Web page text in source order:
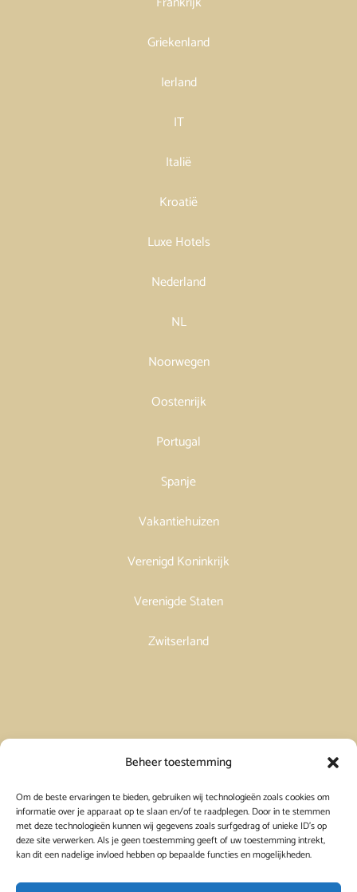
Beheer toestemming
Om de beste ervaringen te bieden, gebruiken wij technologieën zoals cookies om
informatie over je apparaat op te slaan en/of te raadplegen. Door in te stemmen
met deze technologieën kunnen wij gegevens zoals surfgedrag of unieke ID's op
deze site verwerken. Als je geen toestemming geeft of uw toestemming intrekt,
kan dit een nadelige invloed hebben op bepaalde functies en mogelijkheden.
Griekenland
Ierland
IT
Italië
Kroatië
Luxe Hotels
Nederland
NL
Noorwegen
Oostenrijk
Portugal
Spanje
Vakantiehuizen
Verenigd Koninkrijk
Verenigde Staten
Zwitserland
Vakantiehuis in Frankrijk huren
Vakantiehuis in Griekenland huren